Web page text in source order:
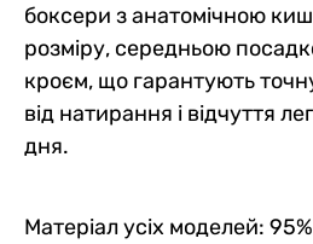
боксери з анатомічною
розміру, середньою
кроєм, що гарантують
від натирання і відчуття
дня.
Матеріал усіх моделей: